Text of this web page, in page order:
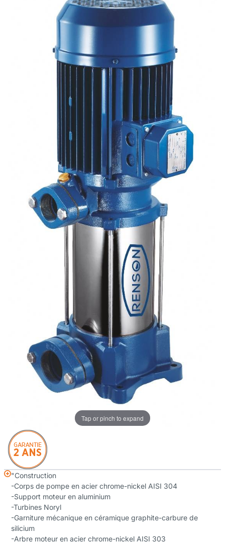
Tap or pinch to expand
"Construction
-Corps de pompe en acier chrome-nickel AISI 304
-Support moteur en aluminium
-Turbines Noryl
-Garniture mécanique en céramique graphite-carbure de
silicium
-Arbre moteur en acier chrome-nickel AISI 303